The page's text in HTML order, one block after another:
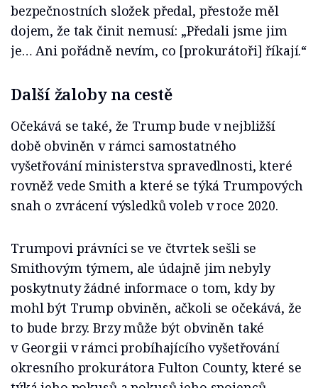
bezpečnostních složek předal, přestože měl
dojem, že tak činit nemusí: „Předali jsme jim
je… Ani pořádně nevím, co [prokurátoři] říkají.“
Další žaloby na cestě
Očekává se také, že Trump bude v nejbližší
době obviněn v rámci samostatného
vyšetřování ministerstva spravedlnosti, které
rovněž vede Smith a které se týká Trumpových
snah o zvrácení výsledků voleb v roce 2020.
Trumpovi právníci se ve čtvrtek sešli se
Smithovým týmem, ale údajně jim nebyly
poskytnuty žádné informace o tom, kdy by
mohl být Trump obviněn, ačkoli se očekává, že
to bude brzy. Brzy může být obviněn také
v Georgii v rámci probíhajícího vyšetřování
okresního prokurátora Fulton County, které se